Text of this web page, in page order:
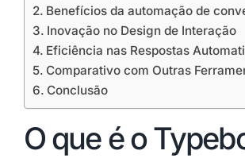
Benefícios da automação de
Inovação no Design de Interação
Eficiência nas Respostas
Comparativo com Outras
Conclusão
O que é o